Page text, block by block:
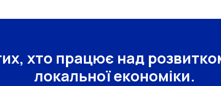
хто працює над
локальної економіки.